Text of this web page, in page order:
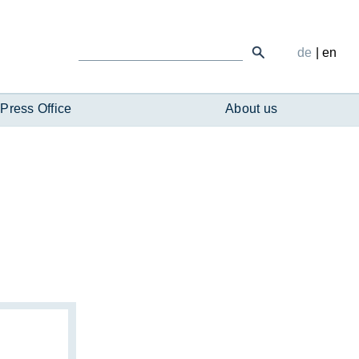
Press Office About us
de |en